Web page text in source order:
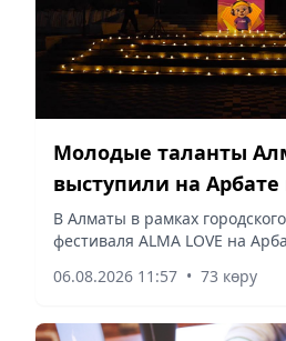
Молодые таланты
выступили на Арбате
фестиваля ALMA LOVE
В Алматы в рамках
фестиваля ALMA LOVE на
при поддержке управления
корреспондент vapress.kz.
06.08.2026 11:57 • 73 көру